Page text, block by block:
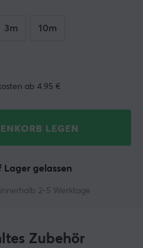
3m 10m
ab 4.95 €
LEGEN
Lager gelassen
2-5 Werktage
Zubehör